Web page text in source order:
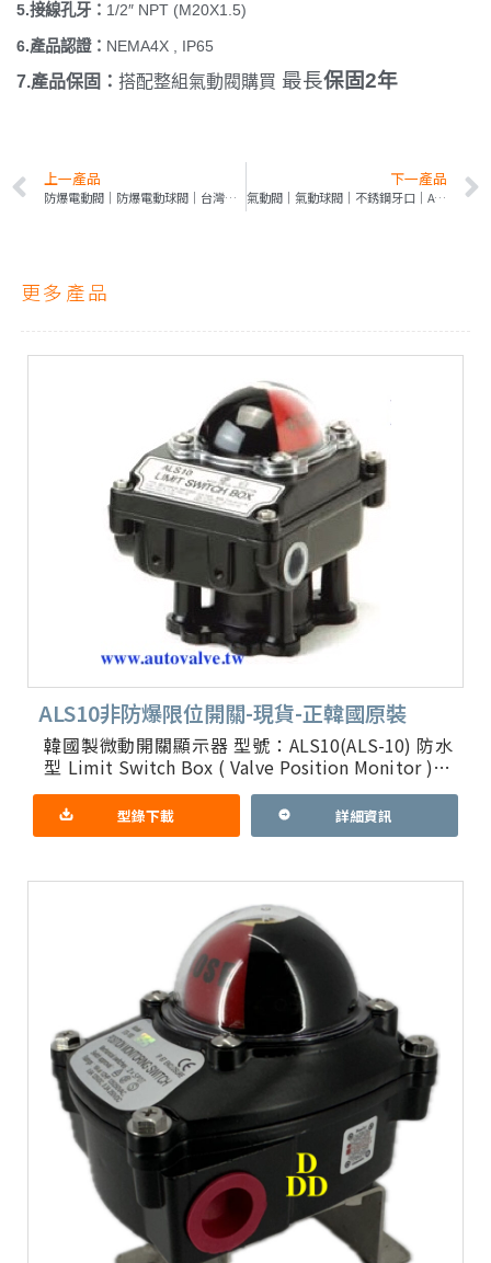
5.接線孔牙： 1/2″ NPT (M20X1.5)
6.產品認證： NEMA4X , IP65
7.產品保固： 搭配整組氣動閥購買 最長保固2年
上一產品
防爆電動閥｜防爆電動球閥｜台灣防爆TS標章｜OME系列
下一產品
氣動閥｜氣動球閥｜不銹鋼牙口｜AT系列｜正APL-210N閥位顯示盒
更多產品
ALS10非防爆限位開關-現貨-正韓國原裝
韓國製微動開關顯示器 型號：ALS10(ALS-10) 防水
型 Limit Switch Box ( Valve Position Monitor ) 1.
功能
型錄下載 詳細資訊